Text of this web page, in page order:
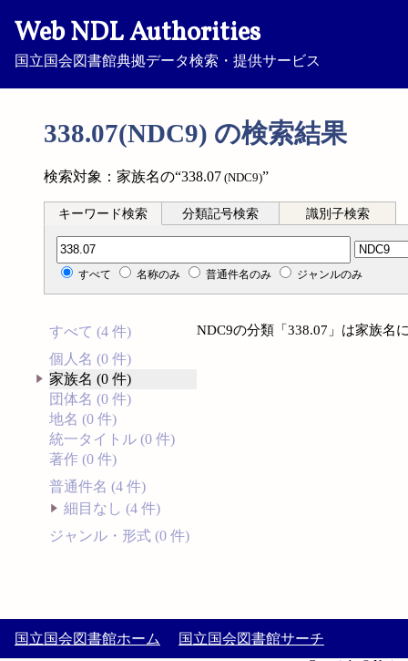
Web NDL Authorities
国立国会図書館典拠データ検索・提供サービス
338.07(NDC9) の検索結果
検索対象：家族名の“338.07 (NDC9)”
キーワード検索 分類記号検索 識別子検索
分類記号検索
すべて 名称のみ 普通件名のみ ジャンルのみ
すべて (4 件)
個人名 (0 件)
家族名 (0 件)
団体名 (0 件)
地名 (0 件)
統一タイトル (0 件)
著作 (0 件)
普通件名 (4 件)
細目なし (4 件)
ジャンル・形式 (0 件)
NDC9の分類「338.07」は家族名
国立国会図書館ホーム 国立国会図書館サーチ